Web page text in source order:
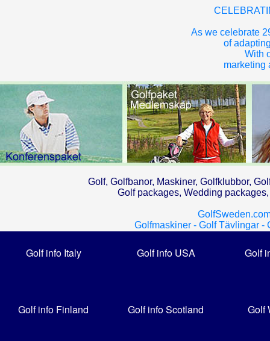
As we celebrate
of
With
marketing
Golf, Golfbanor, Maskiner, Golfklubbor,
Golf packages, Wedding
Golfmaskiner - Golf Tävlingar -
Golf info Italy Golf info USA Golf
Golf info Finland Golf info Scotland Golf